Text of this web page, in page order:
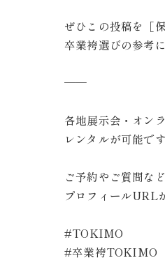
ぜひこの投稿を［
卒業袴選びの参考
——
各地展示会・オン
レンタルが可能で
ご予約やご質問な
プロフィールURL
#TOKIMO
#卒業袴TOKIMO